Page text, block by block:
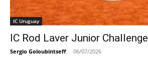
IC Uruguay
IC Rod Laver Junior Challenge
Sergio Goloubintseff - 06/07/2026